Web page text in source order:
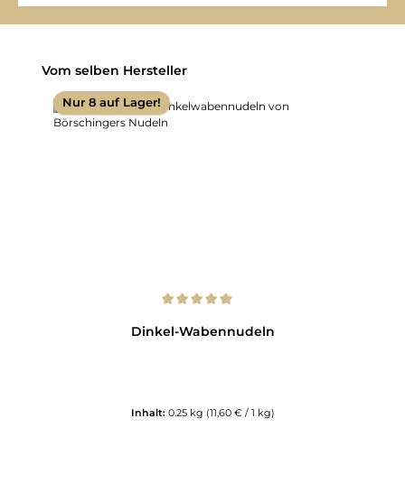
Produktgalerie überspringen
Vom selben Hersteller
Nur 8 auf Lager!
Dinkel-Wabennudeln
Inhalt: 0.25 kg (11,60 € / 1 kg)